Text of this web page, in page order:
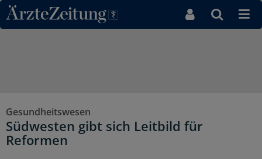
Direkt zum Inhaltsbereich
Gesundheitswesen
Südwesten gibt sich Leitbild für
Reformen